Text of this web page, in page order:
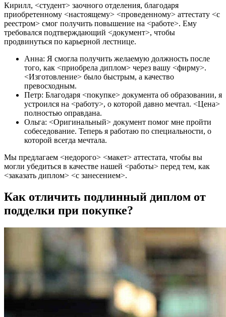
Кирилл, <студент> заочного отделения, благодаря
приобретенному <настоящему> <проведенному> аттестату <с
реестром> смог получить повышение на <работе>. Ему
требовался подтверждающий <документ>, чтобы
продвинуться по карьерной лестнице.
Анна: Я смогла получить желаемую должность после
того, как <приобрела диплом> через вашу <фирму>.
<Изготовление> было быстрым, а качество
превосходным.
Петр: Благодаря <покупке> документа об образовании, я
устроился на <работу>, о которой давно мечтал. <Цена>
полностью оправдана.
Ольга: <Оригинальный> документ помог мне пройти
собеседование. Теперь я работаю по специальности, о
которой всегда мечтала.
Мы предлагаем <недорого> <макет> аттестата, чтобы вы
могли убедиться в качестве нашей <работы> перед тем, как
<заказать диплом> <с занесением>.
Как отличить подлинный диплом от
подделки при покупке?